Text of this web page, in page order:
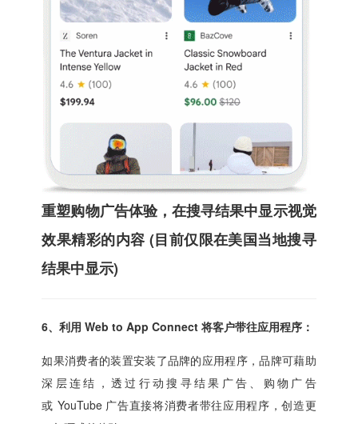
重塑购物广告体验，在搜寻结果中显示视觉
效果精彩的内容 (目前仅限在美国当地搜寻
结果中显示)
6、利用 Web to App Connect 将客户带往应用程序：
如果消费者的装置安装了品牌的应用程序，品牌可藉助
深层连结，透过行动搜寻结果广告、购物广告
或 YouTube 广告直接将消费者带往应用程序，创造更